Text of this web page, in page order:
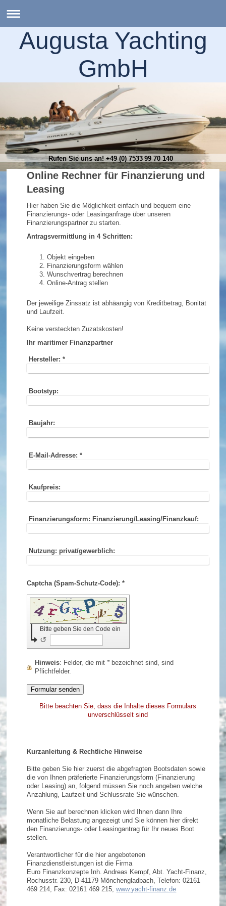
Augusta Yachting
GmbH
Rufen Sie uns an! +49 (0) 7533 99 70 140
Online Rechner für Finanzierung und
Leasing
Hier haben Sie die Möglichkeit einfach und bequem eine
Finanzierungs- oder Leasinganfrage über unseren
Finanzierungspartner zu starten.
Antragsvermittlung in 4 Schritten:
Objekt eingeben
Finanzierungsform wählen
Wunschvertrag berechnen
Online-Antrag stellen
Der jeweilige Zinssatz ist abhäangig von Kreditbetrag, Bonität
und Laufzeit.
Keine versteckten Zuzatskosten!
Ihr maritimer Finanzpartner
Hersteller: *
Bootstyp:
Baujahr:
E-Mail-Adresse: *
Kaufpreis:
Finanzierungsform: Finanzierung/Leasing/Finanzkauf:
Nutzung: privat/gewerblich:
Captcha (Spam-Schutz-Code): *
Bitte geben Sie den Code ein
↺
Hinweis : Felder, die mit *bezeichnet sind, sind
Pflichtfelder.
Bitte beachten Sie, dass die Inhalte dieses Formulars
unverschlüsselt sind
Kurzanleitung & Rechtliche Hinweise
Bitte geben Sie hier zuerst die abgefragten Bootsdaten sowie
die von Ihnen präferierte Finanzierungsform (Finanzierung
oder Leasing) an, folgend müssen Sie noch angeben welche
Anzahlung, Laufzeit und Schlussrate Sie wünschen.
Wenn Sie auf berechnen klicken wird Ihnen dann Ihre
monatliche Belastung angezeigt und Sie können hier direkt
den Finanzierungs- oder Leasingantrag für Ihr neues Boot
stellen.
Verantwortlicher für die hier angebotenen
Finanzdienstleistungen ist die Firma
Euro Finanzkonzepte Inh. Andreas Kempf, Abt. Yacht-Finanz,
Rochusstr. 230, D-41179 Mönchengladbach, Telefon: 02161
469 214, Fax: 02161 469 215,www.yacht-finanz.de